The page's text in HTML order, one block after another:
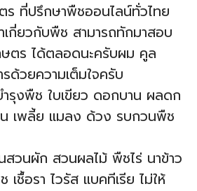
ที่ปรึกษาพืชออนไลน์ทั่วไทย
กี่ยวกับพืช สามารถทักมาสอบ
ตร ได้ตลอดนะครับผม คูล
ด้วยความเต็มใจครับ
รุงพืช ใบเขียว ดอกบาน ผลดก
เพลี้ย แมลง ด้วง รบกวนพืช
วนผัก สวนผลไม้ พืชไร่ นาข้าว
เชื้อรา ไวรัส แบคทีเรีย ไม่ให้